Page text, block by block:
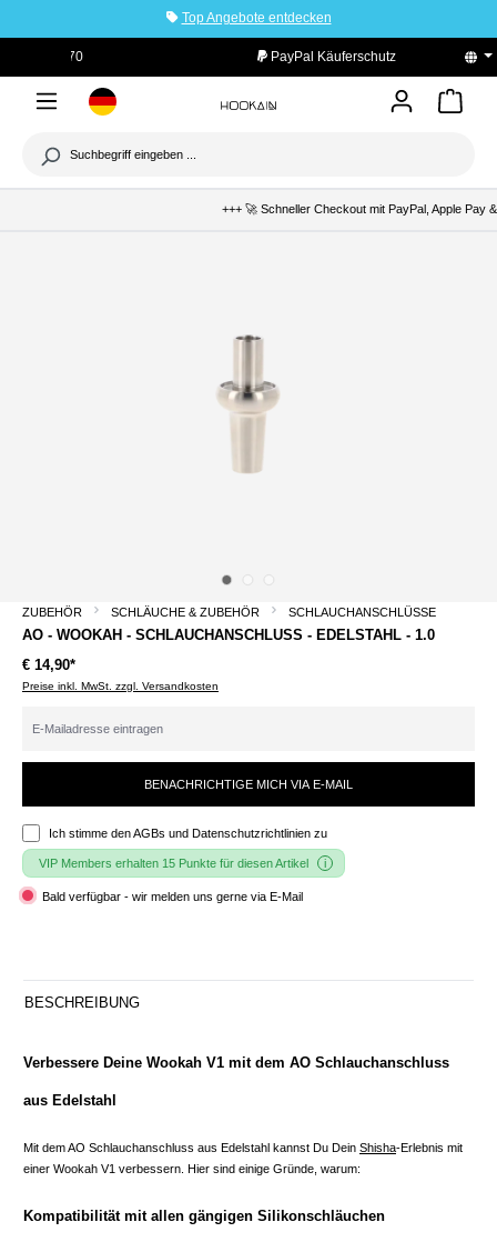
Top Angebote entdecken
+++ 🚀 Schneller Checkout mit PayPal, Apple Pay
ZUBEHÖR SCHLÄUCHE & ZUBEHÖR SCHLAUCHANSCHLÜSSE
AO - WOOKAH - SCHLAUCHANSCHLUSS - EDELSTAHL - 1.0
€ 14,90*
Preise inkl. MwSt. zzgl. Versandkosten
BENACHRICHTIGE MICH VIA E-MAIL
Ich stimme denAGBs und Datenschutzrichtlinien zu
VIP Members erhalten 15 Punkte für diesen Artikel
Bald verfügbar - wir melden uns gerne via E-Mail
BESCHREIBUNG
Verbessere Deine Wookah V1 mit dem AO Schlauchanschluss
aus Edelstahl
Mit dem AO Schlauchanschluss aus Edelstahl kannst Du Dein Shisha-Erlebnis mit
einer Wookah V1 verbessern. Hier sind einige Gründe, warum:
Kompatibilität mit allen gängigen Silikonschläuchen